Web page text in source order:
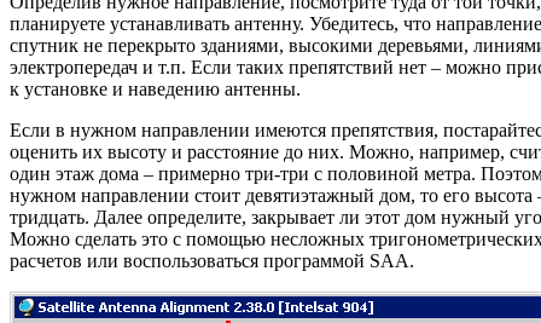
планируете устанавливать антенну. Убедитесь, что
спутник не перекрыто зданиями, высокими деревьями,
электропередач и т.п. Если таких препятствий нет – можно
к установке и наведению антенны.
Если в нужном направлении имеются препятствия,
оценить их высоту и расстояние до них. Можно, например,
один этаж дома – примерно три-три с половиной метра.
нужном направлении стоит девятиэтажный дом, то его высота
тридцать. Далее определите, закрывает ли этот дом нужный
Можно сделать это с помощью несложных
расчетов или воспользоваться программой SAA.